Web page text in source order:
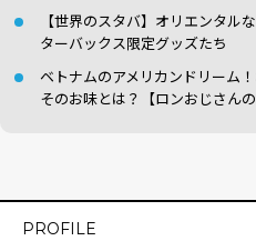
【世界のスタバ】オリエンタル
ターバックス限定グッズたち
ベトナムのアメリカンドリーム
そのお味とは？【ロンおじさんの
PROFILE